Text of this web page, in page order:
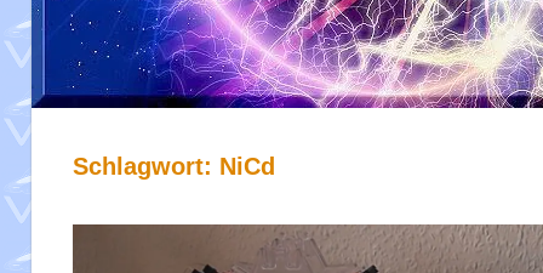
Schlagwort: NiCd